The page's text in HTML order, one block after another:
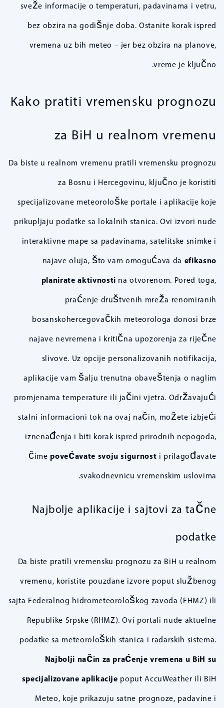
sveže informacije o temperaturi, padavinama i vetru,
bez obzira na godišnje doba. Ostanite korak ispred
vremena uz bih meteo – jer bez obzira na planove,
vreme je ključno.
Kako pratiti vremensku prognozu
za BiH u realnom vremenu
Da biste u realnom vremenu pratili vremensku prognozu
za Bosnu i Hercegovinu, ključno je koristiti
specijalizovane meteorološke portale i aplikacije koje
prikupljaju podatke sa lokalnih stanica. Ovi izvori nude
interaktivne mape sa padavinama, satelitske snimke i
najave oluja, što vam omogućava da efikasno
planirate aktivnosti na otvorenom. Pored toga,
praćenje društvenih mreža renomiranih
bosanskohercegovačkih meteorologa donosi brze
najave nevremena i kritična upozorenja za riječne
slivove. Uz opcije personalizovanih notifikacija,
aplikacije vam šalju trenutna obaveštenja o naglim
promjenama temperature ili jačini vjetra. Održavajući
stalni informacioni tok na ovaj način, možete izbjeći
iznenađenja i biti korak ispred prirodnih nepogoda,
čimepovećavate svoju sigurnost i prilagođavate
svakodnevnicu vremenskim uslovima.
Najbolje aplikacije i sajtovi za tačne
podatke
Da biste pratili vremensku prognozu za BiH u realnom
vremenu, koristite pouzdane izvore poput službenog
sajta Federalnog hidrometeorološkog zavoda (FHMZ) ili
Republike Srpske (RHMZ). Ovi portali nude aktuelne
podatke sa meteoroloških stanica i radarskih sistema.
Najbolji način za praćenje vremena u BiH su
specijalizovane aplikacije poput AccuWeather ili BiH
Meteo, koje prikazuju satne prognoze, padavine i